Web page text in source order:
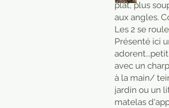
plat, plus
aux angles.
Les 2 se
Présenté ici
avec un
à la main/
jardin ou un
matelas